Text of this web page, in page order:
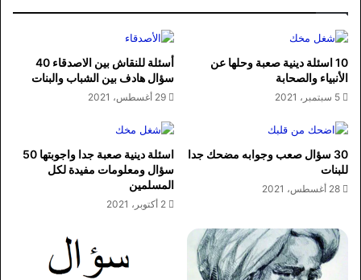
10 اسئلة دينية صعبة وحلها عن
الأنبياء والصحابة
5 سبتمبر، 2021
أسئلة للنقاش بين الاصدقاء 40
سؤال هادف بين الشباب والبنات
29 أغسطس، 2021
30 سؤال صعب وجوابه مضحك جدا
للبنات
28 أغسطس، 2021
اسئلة دينية صعبة جدا واجوبتها 50
سؤال ومعلومات مفيدة لكل
المسلمين
2 أكتوبر، 2021